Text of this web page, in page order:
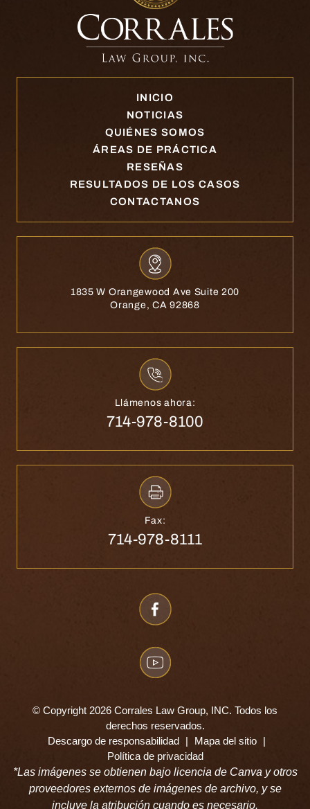
INICIO
NOTICIAS
QUIÉNES SOMOS
ÁREAS DE PRÁCTICA
RESEÑAS
RESULTADOS DE LOS CASOS
CONTACTANOS
1835 W Orangewood Ave Suite 200
Orange, CA 92868
Llámenos ahora:
714-978-8100
Fax:
714-978-8111
© Copyright 2026 Corrales Law Group, INC. Todos los
derechos reservados.
Descargo de responsabilidad | Mapa del sitio |
Política de privacidad
*Las imágenes se obtienen bajo licencia de Canva y otros
proveedores externos de imágenes de archivo, y se
incluye la atribución cuando es necesario.